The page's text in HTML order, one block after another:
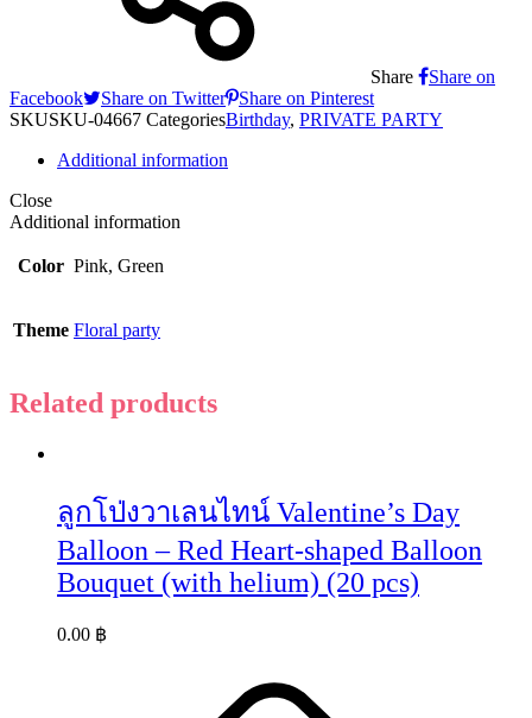
Share
Share on
Facebook
Share on Twitter
Share on Pinterest
SKUSKU-04667 CategoriesBirthday, PRIVATE PARTY
Additional information
Close
Additional information
Color Pink, Green
Theme Floral party
Related products
ลูกโป่งวาเลนไทน์ Valentine’s Day
Balloon – Red Heart-shaped Balloon
Bouquet (with helium) (20 pcs)
0.00 ฿